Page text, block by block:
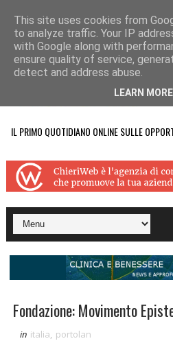
IL PRIMO QUOTIDIANO ONLINE SULLE
Fondazione: Movimento
in italia portolan
This site uses cookies from
to analyze traffic. Your IP
with Google along with
ensure quality of service,
detect and address abuse.
LEARN MORE